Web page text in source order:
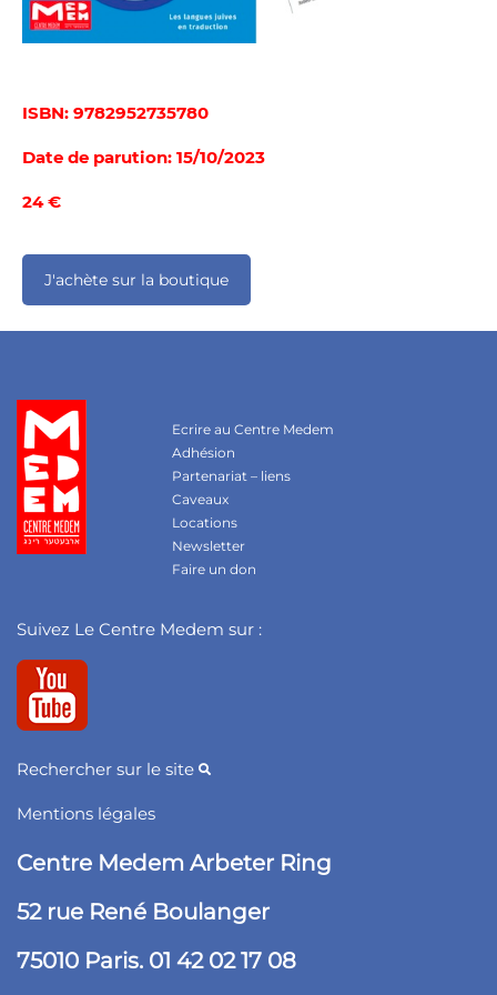
ISBN: 9782952735780
Date de parution: 15/10/2023
24 €
J'achète sur la boutique
Ecrire au Centre Medem
Adhésion
Partenariat – liens
Caveaux
Locations
Newsletter
Faire un don
Suivez Le Centre Medem sur :
Rechercher sur le site
Mentions légales
Centre Medem Arbeter Ring
52 rue René Boulanger
75010 Paris. 01 42 02 17 08